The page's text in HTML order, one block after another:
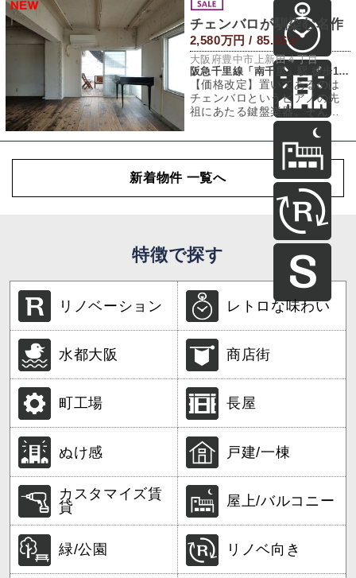
チェンバロが馴染む名作
2,580万円 / 85.36㎡
大阪府豊中市上新田４丁目
阪急千里線「南千里」駅 徒歩13分
【価格改定】置いてあるのは
チェンバロというピアノの先
祖にあたる鍵盤楽器。そんな
楽器がしっくり馴染む、静か
で趣のある部屋で
新着物件 一覧へ
特徴で探す
リノベーション レトロな味わい
水都大阪 商店街
町工場 長屋
ぬけ感 戸建/一棟
カスタマイズ賃
貸
屋上/バルコニー
緑/公園 リノベ向き